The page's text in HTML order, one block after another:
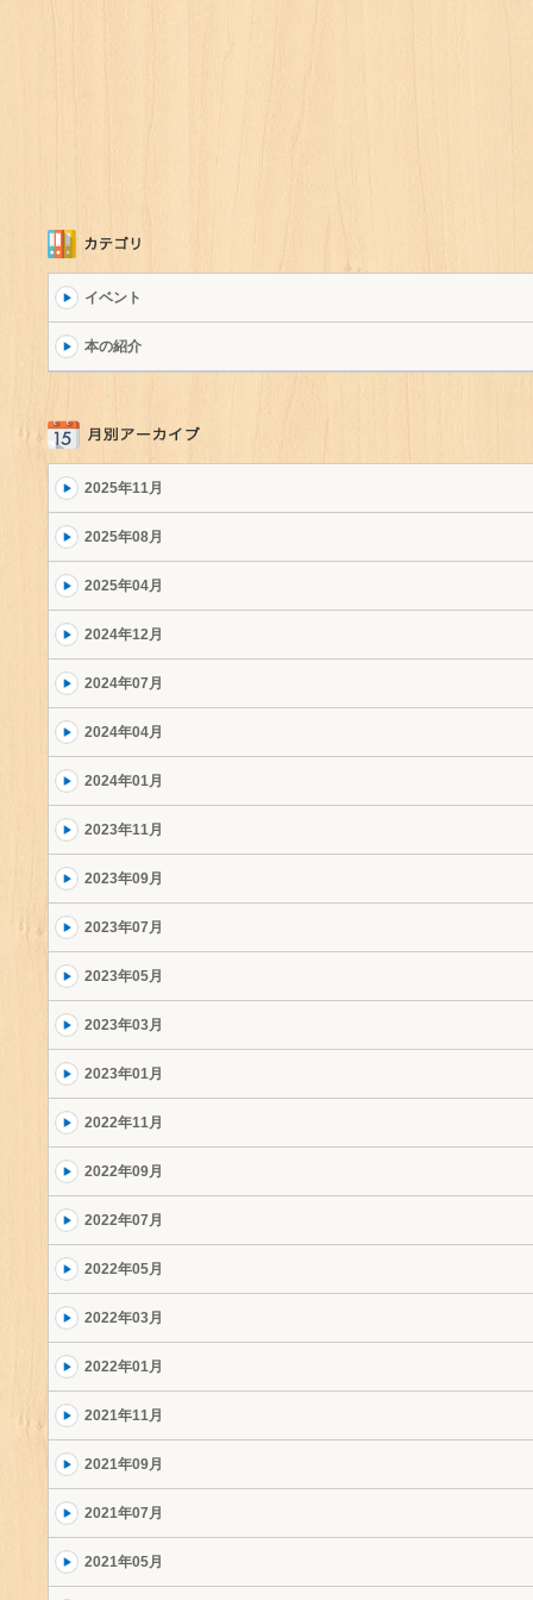
イベント
本の紹介
2025年11月
2025年08月
2025年04月
2024年12月
2024年07月
2024年04月
2024年01月
2023年11月
2023年09月
2023年07月
2023年05月
2023年03月
2023年01月
2022年11月
2022年09月
2022年07月
2022年05月
2022年03月
2022年01月
2021年11月
2021年09月
2021年07月
2021年05月